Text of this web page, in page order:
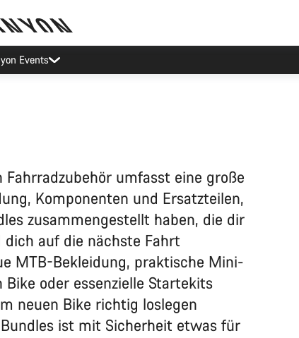
und Koblenz gibt es derzeit längere Wartezeiten als üblich.
umfasst eine große
Komponenten und Ersatzteilen,
zusammengestellt haben, die dir
dich auf die nächste Fahrt
MTB-Bekleidung, praktische Mini-
oder essenzielle Startekits
neuen Bike richtig loslegen
ist mit Sicherheit etwas für